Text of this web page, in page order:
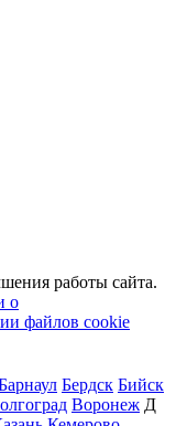
работы сайта.
о
файлов cookie
Бердск Бийск
Воронеж Д